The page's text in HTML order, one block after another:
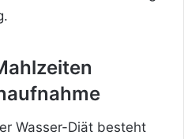
Wasser-Diät besteht